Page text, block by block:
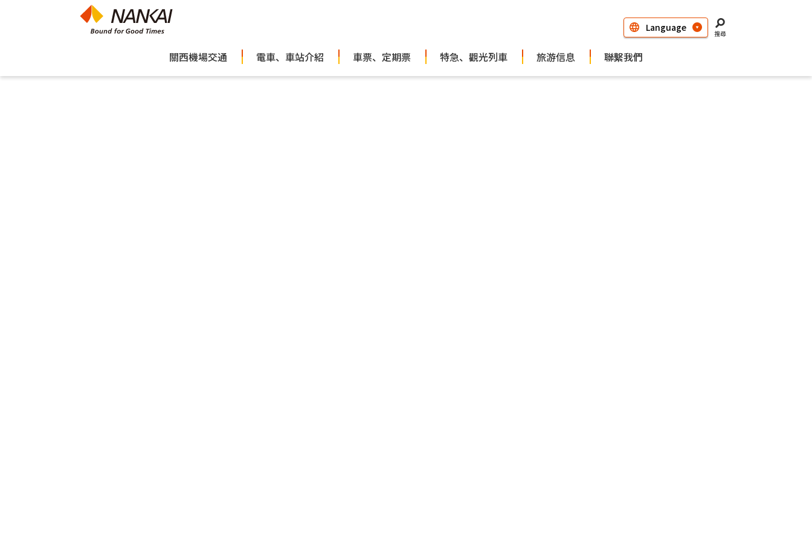
搜尋
關西機場交通 電車、車站介紹 車票、定期票 特急、觀光列車 旅游信息 聯繫我們